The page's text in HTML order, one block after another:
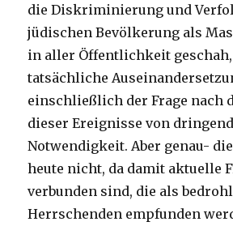
die Diskriminierung und
jüdischen Bevölkerung als
in aller Öffentlichkeit
tatsächliche
einschließlich der Frage nach
dieser Ereignisse von
Notwendigkeit. Aber genau-
heute nicht, da damit aktuelle
verbunden sind, die als
Herrschenden empfunden